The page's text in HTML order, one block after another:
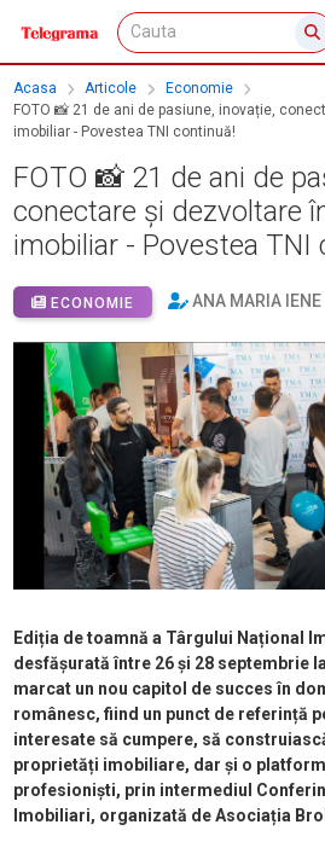
Acasa Articole
Economie
FOTO 📸 21 de ani de pasiune, inovație,
imobiliar - Povestea TNI continuă!
FOTO 📸 21 de ani de
conectare și dezvoltare
imobiliar - Povestea TNI
ECONOMIE ANA MARIA IENE
Ediția de toamnă a Târgului Național
desfășurată între 26 și 28 septembrie
marcat un nou capitol de succes în
românesc, fiind un punct de referință
interesate să cumpere, să
proprietăți imobiliare, dar și o
profesioniști, prin intermediul
Imobiliari, organizată deAsociația